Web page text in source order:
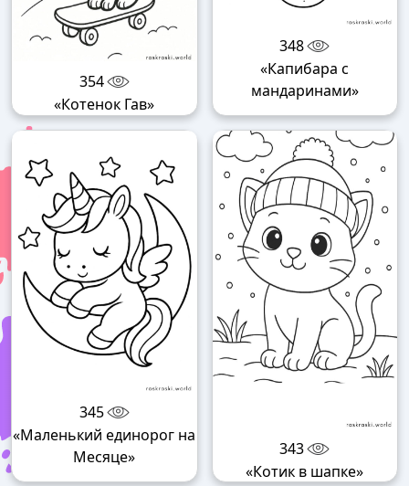
354
«Котенок Гав»
348
«Капибара с
мандаринами»
345
«Маленький единорог на
Месяце»
343
«Котик в шапке»